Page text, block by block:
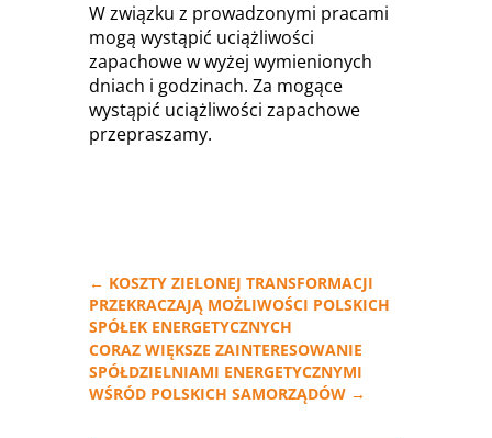
W związku z prowadzonymi pracami
mogą wystąpić uciążliwości
zapachowe w wyżej wymienionych
dniach i godzinach. Za mogące
wystąpić uciążliwości zapachowe
przepraszamy.
← KOSZTY ZIELONEJ TRANSFORMACJI
PRZEKRACZAJĄ MOŻLIWOŚCI POLSKICH
SPÓŁEK ENERGETYCZNYCH
CORAZ WIĘKSZE ZAINTERESOWANIE
SPÓŁDZIELNIAMI ENERGETYCZNYMI
WŚRÓD POLSKICH SAMORZĄDÓW→